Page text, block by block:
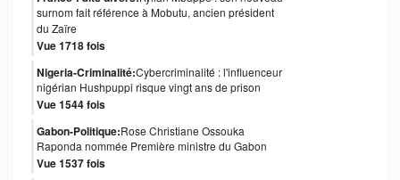
surnom fait référence à Mobutu, ancien président
du Zaïre
Vue 1718 fois
Nigeria-Criminalité:Cybercriminalité : l'influenceur
nigérian Hushpuppi risque vingt ans de prison
Vue 1544 fois
Gabon-Politique:Rose Christiane Ossouka
Raponda nommée Première ministre du Gabon
Vue 1537 fois